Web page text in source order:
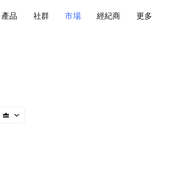
產品 社群 市場 經紀商 更多